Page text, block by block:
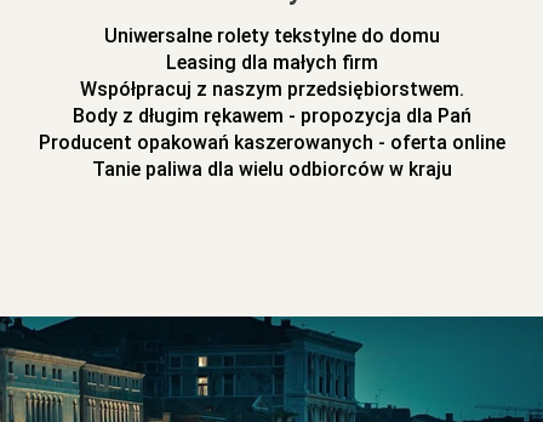
Uniwersalne rolety tekstylne do domu
Leasing dla małych firm
Współpracuj z naszym przedsiębiorstwem.
Body z długim rękawem - propozycja dla Pań
Producent opakowań kaszerowanych - oferta online
Tanie paliwa dla wielu odbiorców w kraju